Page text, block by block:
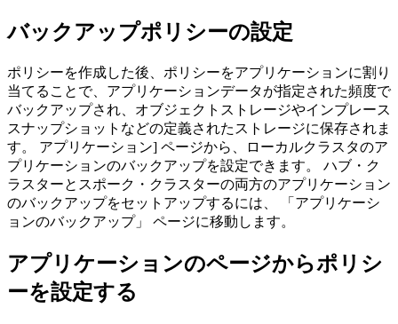
バックアップポリシーの設定
ポリシーを作成した後、ポリシーをアプリケーションに割り
当てることで、アプリケーションデータが指定された頻度で
バックアップされ、オブジェクトストレージやインプレース
スナップショットなどの定義されたストレージに保存されま
す。 アプリケーション] ページから、ローカルクラスタのア
プリケーションのバックアップを設定できます。 ハブ・ク
ラスターとスポーク・クラスターの両方のアプリケーション
のバックアップをセットアップするには、
「アプリケーシ
ョンのバックアップ」
ページに移動します。
アプリケーションのページからポリシ
ーを設定する